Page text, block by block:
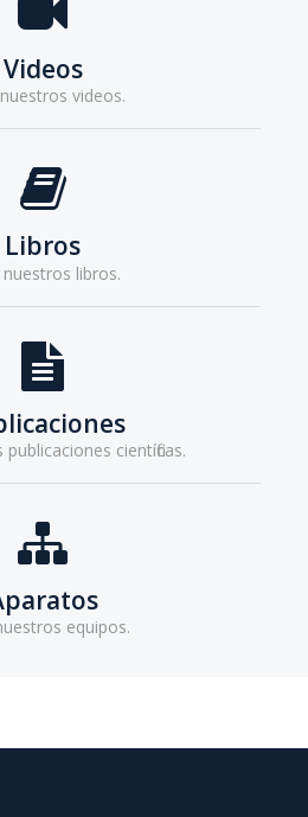
COMPRAR
Videos
videos.
Libros
nuestros libros.
científicas.
equipos.